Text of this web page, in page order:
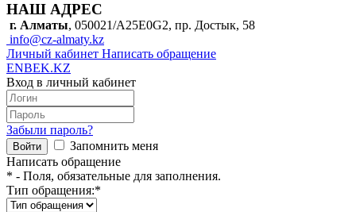
НАШ АДРЕС
г. Алматы, 050021/A25E0G2, пр. Достык, 58
info@cz-almaty.kz
Личный кабинет Написать обращение
ENBEK.KZ
Вход в личный кабинет
Забыли пароль?
Запомнить меня
Написать обращение
* - Поля, обязательные для заполнения.
Тип обращения:*